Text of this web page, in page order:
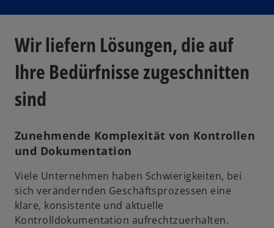
Wir liefern Lösungen, die auf
Ihre Bedürfnisse zugeschnitten
sind
Zunehmende Komplexität von Kontrollen
und Dokumentation
Viele Unternehmen haben Schwierigkeiten, bei
sich verändernden Geschäftsprozessen eine
klare, konsistente und aktuelle
Kontrolldokumentation aufrechtzuerhalten.